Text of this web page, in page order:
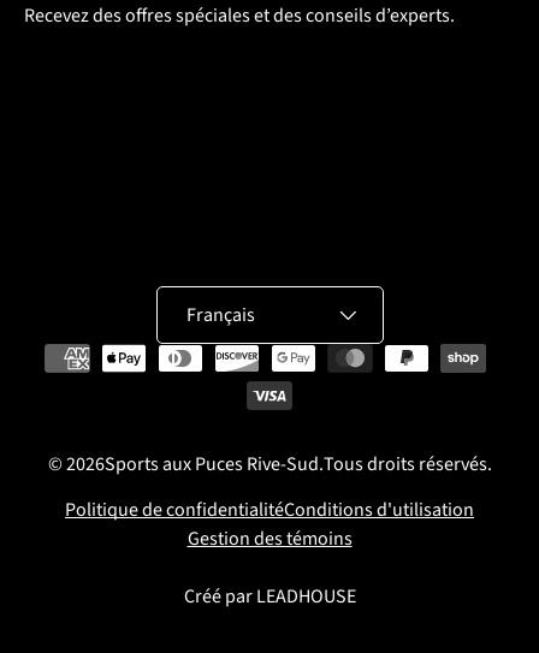
Recevez des offres spéciales et des conseils d’experts.
Moyens de paiement acceptés
Français
© 2026Sports aux Puces Rive-Sud.Tous droits réservés.
Politique de confidentialitéConditions d'utilisation
Gestion des témoins
Créé parLEADHOUSE